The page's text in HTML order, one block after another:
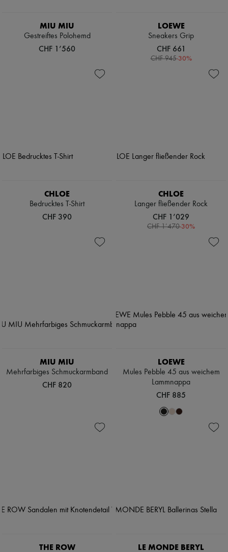
MIU MIU
Gestreiftes Polohemd
CHF 1’560
LOEWE
Sneakers Grip
CHF 661
CHF 945-30%
CHLOE
Bedrucktes T-Shirt
CHF 390
CHLOE
Langer fließender Rock
CHF 1’029
CHF 1’470-30%
MIU MIU
Mehrfarbiges Schmuckarmband
CHF 820
LOEWE
Mules Pebble 45 aus weichem
Lammnappa
CHF 885
THE ROW LE MONDE BERYL